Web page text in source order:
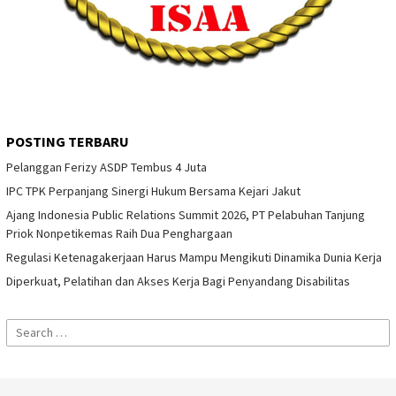
POSTING TERBARU
Pelanggan Ferizy ASDP Tembus 4 Juta
IPC TPK Perpanjang Sinergi Hukum Bersama Kejari Jakut
Ajang Indonesia Public Relations Summit 2026, PT Pelabuhan Tanjung
Priok Nonpetikemas Raih Dua Penghargaan
Regulasi Ketenagakerjaan Harus Mampu Mengikuti Dinamika Dunia Kerja
Diperkuat, Pelatihan dan Akses Kerja Bagi Penyandang Disabilitas
Search
for: